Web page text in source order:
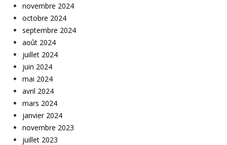
novembre 2024
octobre 2024
septembre 2024
août 2024
juillet 2024
juin 2024
mai 2024
avril 2024
mars 2024
janvier 2024
novembre 2023
juillet 2023